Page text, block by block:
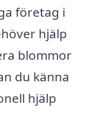
företag i
hjälp
blommor
du känna
hjälp